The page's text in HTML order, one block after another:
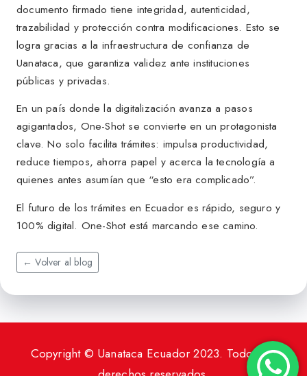
documento firmado tiene integridad, autenticidad,
trazabilidad y protección contra modificaciones. Esto se
logra gracias a la infraestructura de confianza de
Uanataca, que garantiza validez ante instituciones
públicas y privadas.
En un país donde la digitalización avanza a pasos
agigantados, One-Shot se convierte en un protagonista
clave. No solo facilita trámites: impulsa productividad,
reduce tiempos, ahorra papel y acerca la tecnología a
quienes antes asumían que “esto era complicado”.
El futuro de los trámites en Ecuador es rápido, seguro y
100% digital. One-Shot está marcando ese camino.
← Volver al blog
Copyright © Uanataca Ecuador 2023. Todos los